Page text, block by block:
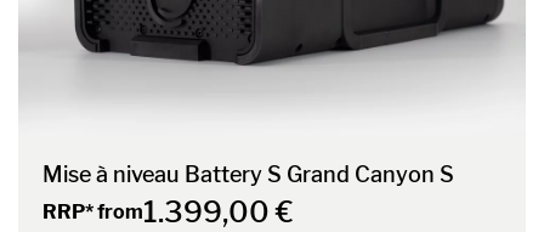
Mise à niveau Battery S Grand Canyon S
RRP* from1.399,00 €